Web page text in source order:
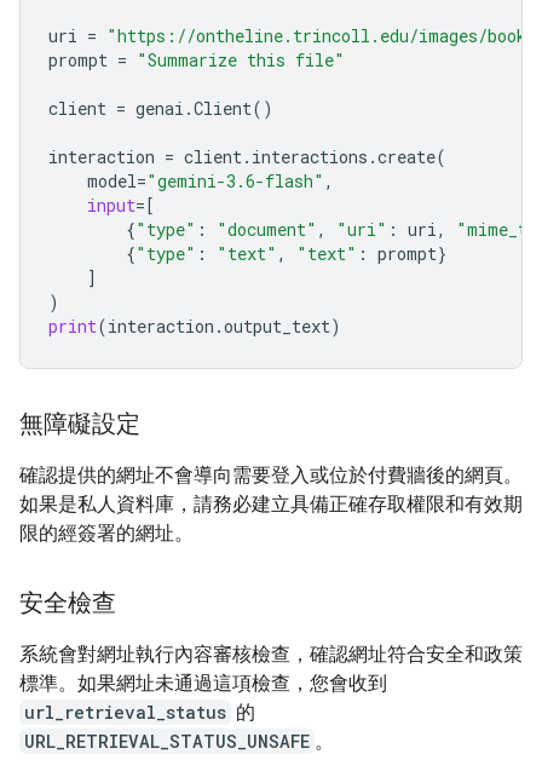
uri = "https://ontheline.trincoll.edu/images/
prompt = "Summarize this file"
client = genai .Client()
interaction = client. interactions .create(
model="gemini-3.6-flash" ,
input=[
{"type" : "document" , "uri" : uri,
{"type" : "text" , "text" : prompt}
]
)
print(interaction .output_text)
無障礙設定
確認提供的網址不會導向需要登入或位於付費牆後的網頁。
如果是私人資料庫，請務必建立具備正確存取權限和有效期
限的經簽署的網址。
安全檢查
系統會對網址執行內容審核檢查，確認網址符合安全和政策
標準。如果網址未通過這項檢查，您會收到
url_retrieval_status 的
URL_RETRIEVAL_STATUS_UNSAFE 。